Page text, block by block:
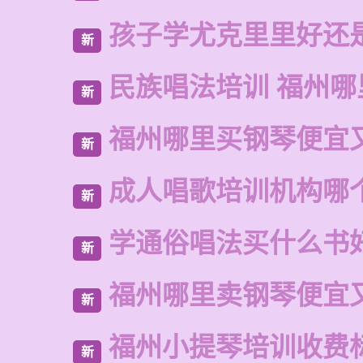
新 孩子学尤克里里好还
新 民族唱法培训 福州
新 福州哪里买钢琴便宜
新 成人唱歌培训机构哪
新 学通俗唱法买什么书
新 福州哪里卖钢琴便宜
新 福州小提琴培训收费